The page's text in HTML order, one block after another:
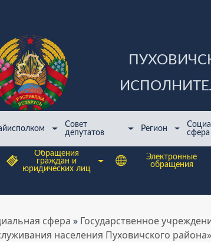
Совет
депутатов
Регион
сфера
Обращения
граждан и
юридических лиц
Электронные
обращения
сфера » Государственное
населения Пуховичского района»